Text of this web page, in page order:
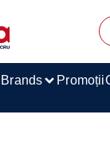
Brands Promoții